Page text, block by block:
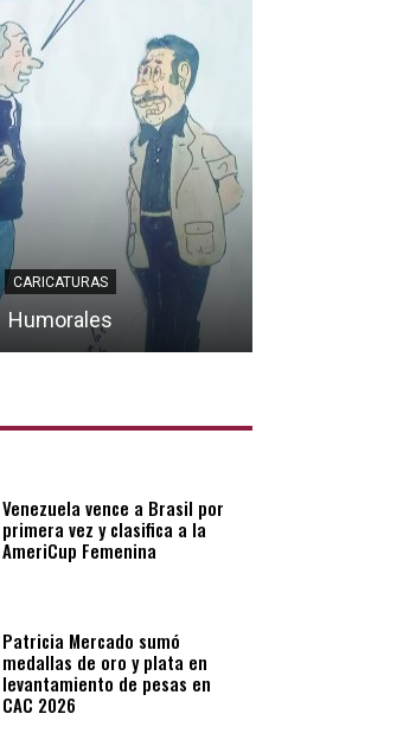
CARICATURAS
Humorales
Venezuela vence a Brasil por
primera vez y clasifica a la
AmeriCup Femenina​
Patricia Mercado sumó
medallas de oro y plata en
levantamiento de pesas en
CAC 2026